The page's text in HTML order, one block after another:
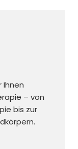
Ihnen
– von
bis zur